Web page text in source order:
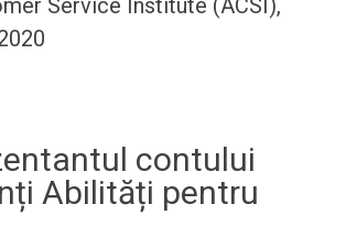
Service Institute (ACSI),
contului
Abilități pentru